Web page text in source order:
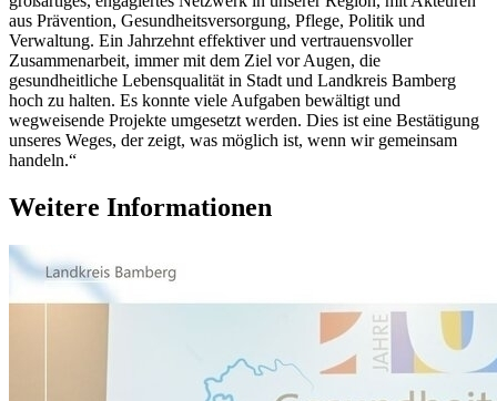
aus Prävention, Gesundheitsversorgung, Pflege, Politik und
Verwaltung. Ein Jahrzehnt effektiver und vertrauensvoller
Zusammenarbeit, immer mit dem Ziel vor Augen, die
gesundheitliche Lebensqualität in Stadt und Landkreis Bamberg
hoch zu halten. Es konnte viele Aufgaben bewältigt und
wegweisende Projekte umgesetzt werden. Dies ist eine Bestätigung
unseres Weges, der zeigt, was möglich ist, wenn wir gemeinsam
handeln.“
Weitere Informationen